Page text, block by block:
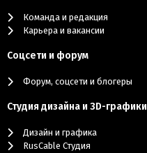
Команда и редакция
Карьера и вакансии
Соцсети и форум
Форум, соцсети и блогеры
Студия дизайна и 3D-графики
Дизайн и графика
RusCable Студия